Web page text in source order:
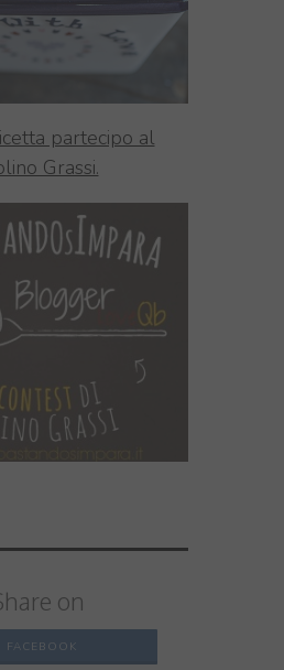
partecipo al
Grassi.
on
FACEBOOK